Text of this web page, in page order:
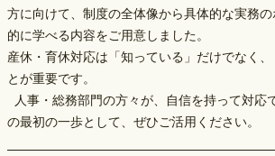
方に向けて、制度の全体像から具体的な実務
的に学べる内容をご用意しました。
産休・育休対応は「知っている」だけでなく、
とが重要です。
の最初の一歩として、ぜひご活用ください。